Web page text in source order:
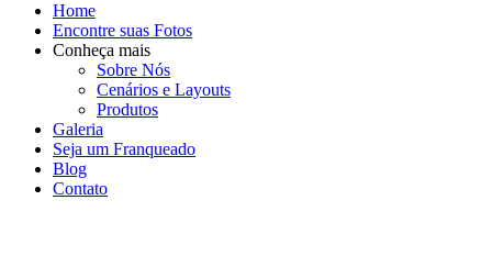
Home
Encontre suas Fotos
Conheça mais
Sobre Nós
Cenários e Layouts
Produtos
Galeria
Seja um Franqueado
Blog
Contato